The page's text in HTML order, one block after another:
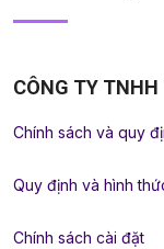
CÔNG TY TNHH
Chính sách và quy
Quy định và hình
Chính sách cài đặt